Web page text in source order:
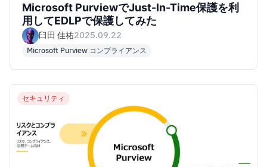
Microsoft PurviewでJust-In-Time保護を利
用してEDLPで保護してみた
臼田 佳祐2025.09.22
Microsoft Purview コンプライアンス
セキュリティ